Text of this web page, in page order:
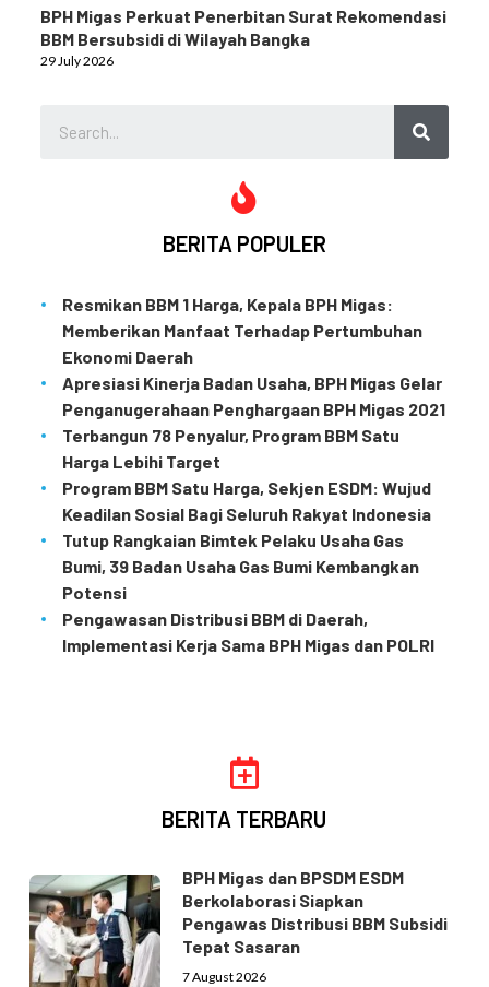
BPH Migas Perkuat Penerbitan Surat Rekomendasi
BBM Bersubsidi di Wilayah Bangka
29 July 2026
BERITA POPULER
Resmikan BBM 1 Harga, Kepala BPH Migas:
Memberikan Manfaat Terhadap Pertumbuhan
Ekonomi Daerah
Apresiasi Kinerja Badan Usaha, BPH Migas Gelar
Penganugerahaan Penghargaan BPH Migas 2021
Terbangun 78 Penyalur, Program BBM Satu
Harga Lebihi Target
Program BBM Satu Harga, Sekjen ESDM: Wujud
Keadilan Sosial Bagi Seluruh Rakyat Indonesia
Tutup Rangkaian Bimtek Pelaku Usaha Gas
Bumi, 39 Badan Usaha Gas Bumi Kembangkan
Potensi
Pengawasan Distribusi BBM di Daerah,
Implementasi Kerja Sama BPH Migas dan POLRI
BERITA TERBARU
BPH Migas dan BPSDM ESDM
Berkolaborasi Siapkan
Pengawas Distribusi BBM Subsidi
Tepat Sasaran
7 August 2026